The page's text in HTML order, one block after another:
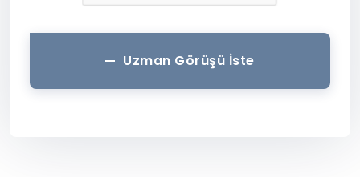
Uzman Görüşü İste